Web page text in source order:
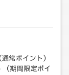
常ポイント）
期間限定ポイ